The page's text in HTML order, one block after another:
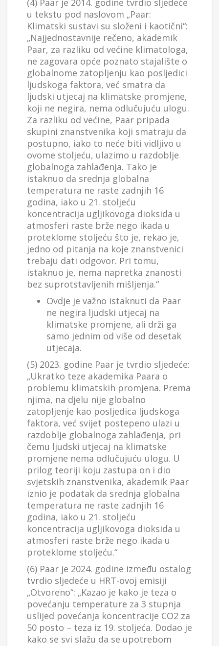
(4) Paar je 2014. godine tvrdio sljedeće
u tekstu pod naslovom „Paar:
Klimatski sustavi su složeni i kaotični“:
„Najjednostavnije rečeno, akademik
Paar, za razliku od većine klimatologa,
ne zagovara opće poznato stajalište o
globalnome zatopljenju kao posljedici
ljudskoga faktora, već smatra da
ljudski utjecaj na klimatske promjene,
koji ne negira, nema odlučujuću ulogu.
Za razliku od većine, Paar pripada
skupini znanstvenika koji smatraju da
postupno, iako to neće biti vidljivo u
ovome stoljeću, ulazimo u razdoblje
globalnoga zahlađenja. Tako je
istaknuo da srednja globalna
temperatura ne raste zadnjih 16
godina, iako u 21. stoljeću
koncentracija ugljikovoga dioksida u
atmosferi raste brže nego ikada u
proteklome stoljeću što je, rekao je,
jedno od pitanja na koje znanstvenici
trebaju dati odgovor. Pri tomu,
istaknuo je, nema napretka znanosti
bez suprotstavljenih mišljenja.“
Ovdje je važno istaknuti da Paar
ne negira ljudski utjecaj na
klimatske promjene, ali drži ga
samo jednim od više od desetak
utjecaja.
(5) 2023. godine Paar je tvrdio sljedeće:
„Ukratko teze akademika Paara o
problemu klimatskih promjena. Prema
njima, na djelu nije globalno
zatopljenje kao posljedica ljudskoga
faktora, već svijet postepeno ulazi u
razdoblje globalnoga zahlađenja, pri
čemu ljudski utjecaj na klimatske
promjene nema odlučujuću ulogu. U
prilog teoriji koju zastupa on i dio
svjetskih znanstvenika, akademik Paar
iznio je podatak da srednja globalna
temperatura ne raste zadnjih 16
godina, iako u 21. stoljeću
koncentracija ugljikovoga dioksida u
atmosferi raste brže nego ikada u
proteklome stoljeću.“
(6) Paar je 2024. godine između ostalog
tvrdio sljedeće u HRT-ovoj emisiji
„Otvoreno“: „Kazao je kako je teza o
povećanju temperature za 3 stupnja
uslijed povećanja koncentracije CO2 za
50 posto – teza iz 19. stoljeća. Dodao je
kako se svi slažu da se upotrebom